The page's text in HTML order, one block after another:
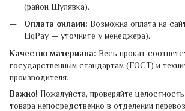
(район Шулявка).
Оплата онлайн: Возможна оплата на
LiqPay — уточните у менеджера).
Качество материала: Весь прокат
государственным стандартам (ГОСТ) и
производителя.
Важно! Пожалуйста, проверяйте
товара непосредственно в отделении